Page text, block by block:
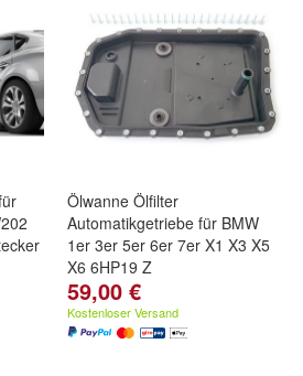
Ölwanne Ölfilter
Automatikgetriebe für BMW
1er 3er 5er 6er 7er X1 X3 X5
X6 6HP19 Z
59,00 €
Kostenloser Versand